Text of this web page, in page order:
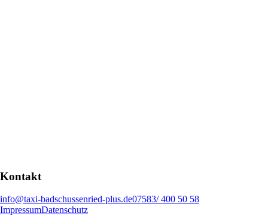
Kontakt
info@taxi-badschussenried-plus.de07583/ 400 50 58
ImpressumDatenschutz